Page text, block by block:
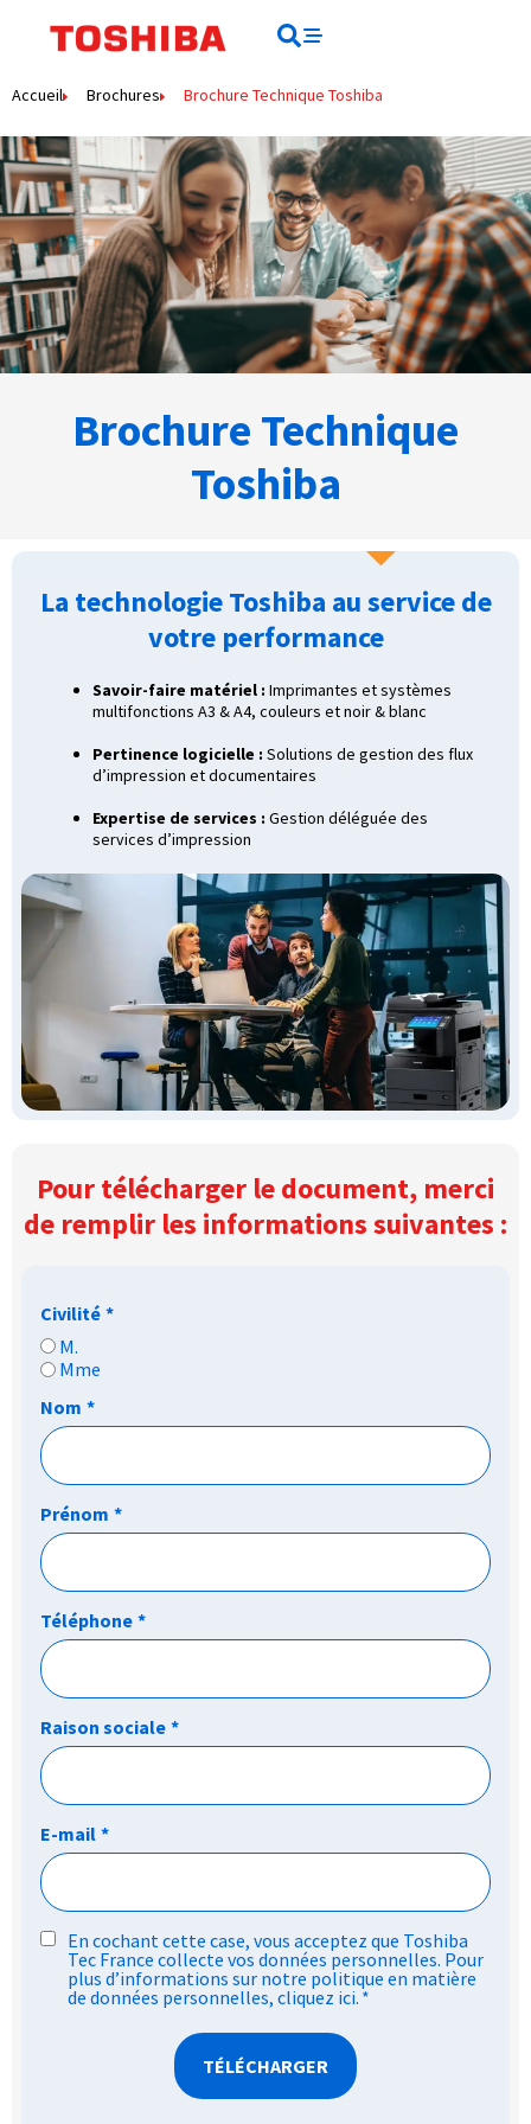
Accueil Brochures Brochure Technique Toshiba
Brochure Technique
Toshiba
La technologie Toshiba au service de
votre performance
Savoir-faire matériel : Imprimantes et systèmes
multifonctions A3 & A4, couleurs et noir & blanc
Pertinence logicielle : Solutions de gestion des flux
d’impression et documentaires
Expertise de services : Gestion déléguée des
services d’impression
Pour télécharger le document, merci
de remplir les informations suivantes :
Civilité *
M.
Mme
Nom *
Prénom *
Téléphone *
Raison sociale *
E-mail *
RGPDEn cochant cette case, vous acceptez que Toshiba
Tec France collecte vos données personnelles. Pour
plus d’informations sur notre politique en matière
de données personnelles, cliquez ici. *